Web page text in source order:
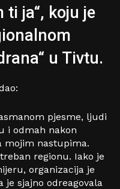
ti ja“, koju je
u Tivtu.
pjesme, ljudi
i odmah nakon
mojim nastupima.
regionu. Iako je
organizacija je
je sjajno odreagovala